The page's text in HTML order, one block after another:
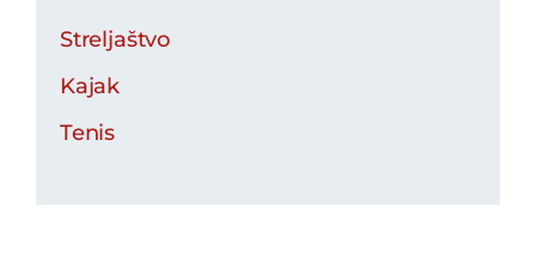
Streljaštvo
Kajak
Tenis